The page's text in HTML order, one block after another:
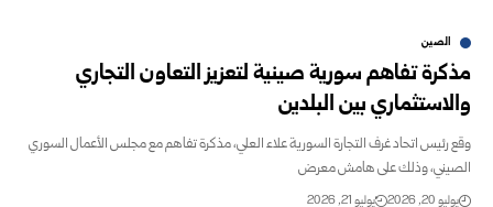
الصين
مذكرة تفاهم سورية صينية لتعزيز التعاون التجاري
والاستثماري بين البلدين
وقع رئيس اتحاد غرف التجارة السورية علاء العلي، مذكرة تفاهم مع مجلس الأعمال السوري
الصيني، وذلك على هامش معرض
يوليو 20, 2026 يوليو 21, 2026